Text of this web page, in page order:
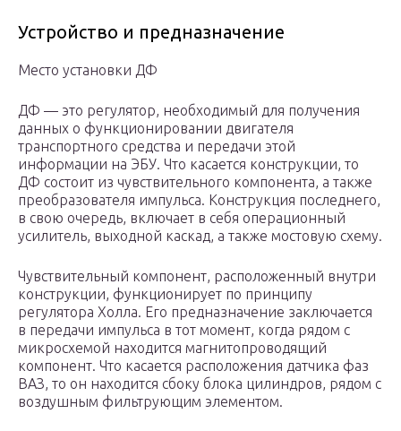
Устройство и предназначение
Место установки ДФ
ДФ — это регулятор, необходимый для получения
данных о функционировании двигателя
транспортного средства и передачи этой
информации на ЭБУ. Что касается конструкции, то
ДФ состоит из чувствительного компонента, а также
преобразователя импульса. Конструкция последнего,
в свою очередь, включает в себя операционный
усилитель, выходной каскад, а также мостовую схему.
Чувствительный компонент, расположенный внутри
конструкции, функционирует по принципу
регулятора Холла. Его предназначение заключается
в передачи импульса в тот момент, когда рядом с
микросхемой находится магнитопроводящий
компонент. Что касается расположения датчика фаз
ВАЗ, то он находится сбоку блока цилиндров, рядом с
воздушным фильтрующим элементом.